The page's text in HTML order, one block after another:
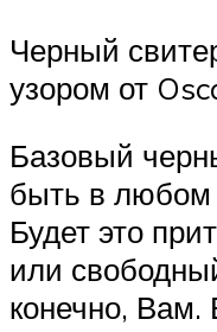
Черный
узором от
Базовый
быть в любом
Будет это
или
конечно,